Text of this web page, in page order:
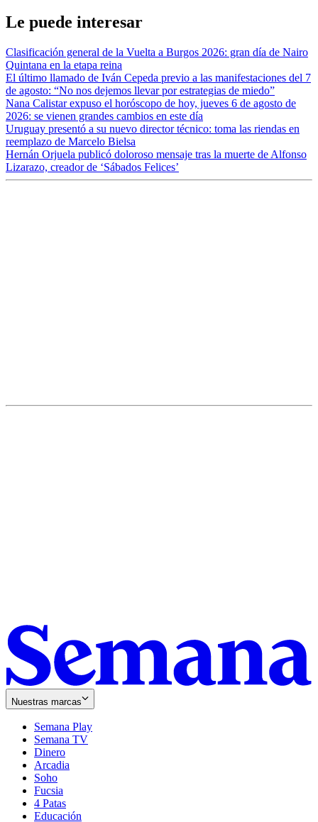
Le puede interesar
Clasificación general de la Vuelta a Burgos 2026: gran día de Nairo
Quintana en la etapa reina
El último llamado de Iván Cepeda previo a las manifestaciones del 7
de agosto: “No nos dejemos llevar por estrategias de miedo”
Nana Calistar expuso el horóscopo de hoy, jueves 6 de agosto de
2026: se vienen grandes cambios en este día
Uruguay presentó a su nuevo director técnico: toma las riendas en
reemplazo de Marcelo Bielsa
Hernán Orjuela publicó doloroso mensaje tras la muerte de Alfonso
Lizarazo, creador de ‘Sábados Felices’
Nuestras marcas
Semana Play
Semana TV
Dinero
Arcadia
Soho
in
new
window
Fucsia
in
new
4 Patas
Educación